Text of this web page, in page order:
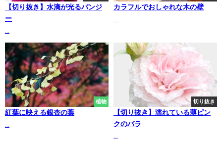
【切り抜き】水滴が光るパンジ
ー
カラフルでおしゃれな木の壁
植物
紅葉に映える銀杏の葉
切り抜き
【切り抜き】濡れている薄ピン
クのバラ